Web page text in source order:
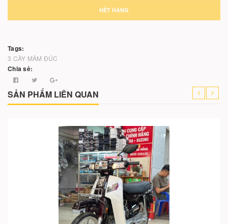
HẾT HÀNG
Tags:
3 CÂY MÂM ĐÚC
Chia sẻ:
SẢN PHẨM LIÊN QUAN